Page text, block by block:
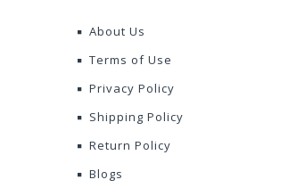
About Us
Terms of Use
Privacy Policy
Shipping Policy
Return Policy
Blogs